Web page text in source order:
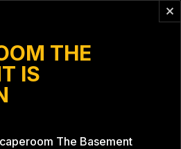
THE
IS
The Basement